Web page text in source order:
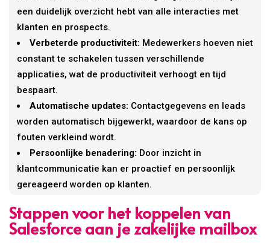
een duidelijk overzicht hebt van alle interacties met
klanten en prospects.
Verbeterde productiviteit: Medewerkers hoeven niet
constant te schakelen tussen verschillende
applicaties, wat de productiviteit verhoogt en tijd
bespaart.
Automatische updates: Contactgegevens en leads
worden automatisch bijgewerkt, waardoor de kans op
fouten verkleind wordt.
Persoonlijke benadering: Door inzicht in
klantcommunicatie kan er proactief en persoonlijk
gereageerd worden op klanten.
Stappen voor het koppelen van
Salesforce aan je zakelijke mailbox